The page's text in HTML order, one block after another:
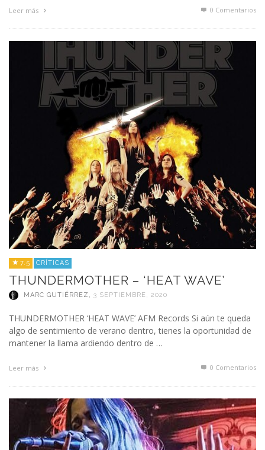
Leer más 0 Comentarios
7.5 CRÍTICAS
THUNDERMOTHER – ‘HEAT WAVE’
MARC GUTIÉRREZ , 3 SEPTIEMBRE, 2020
THUNDERMOTHER ‘HEAT WAVE’ AFM Records Si aún te queda
algo de sentimiento de verano dentro, tienes la oportunidad de
mantener la llama ardiendo dentro de …
Leer más 0 Comentarios